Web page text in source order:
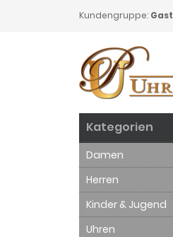
Kundengruppe: Gast
Kategorien
Damen
Herren
Kinder & Jugend
Uhren